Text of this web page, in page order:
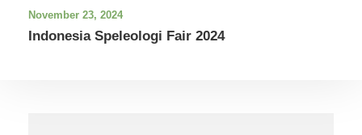
November 23, 2024
Indonesia Speleologi Fair 2024